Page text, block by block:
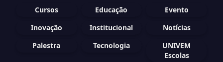
Cursos Educação
Evento
Inovação
Institucional
Notícias
Palestra
Tecnologia
UNIVEM
Escolas